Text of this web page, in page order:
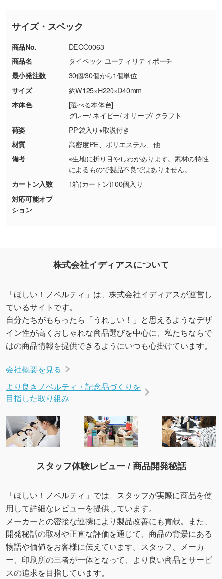
す。→詳しく見る
・コーポレートカラーを使って印刷したい／印
刷色にこだわりがある
DIC・PANTONEなどのカラーチップの指定や、
現物支給による色指定も承っております。→
しく見る
・背景がある画像からキャラクター部分だけを
シンプルな背景のデータや、使いたいキャラク
ター部分の輪郭がはっきりしているデータは切
り抜き処理が可能です。→詳しく見る
・持っているデータの背景が足りない／塗り足
しの作り方が分からない
・デザインにQRコードを入れたい／QRコード
URLをご指定いただければ、QRコードを生成
いたします。配置のご相談にも応じています。
→詳しく見る
※詳しくは「商品の良品基準について
ください。
【返品・交換ができない場合】
・お客様の元で商品を加工された場合、または
商品が破損した場合
・商品到着後7日以上経過している場合
・お客様のご都合による返品・交換依頼(商
品・色・数量などの注文間違い等)
TEL：0422-29-9911 営業時間10:00～
18:00(土日祝日除く)
お問い合わせフォームはこちら
サイズ・スペック
商品No.
DECO0063
商品名
タイベック ユーティリティポーチ
最小発注数
30個/30個から1個単位
サイズ
約W125×H220×D40mm
本体色
[選べる本体色]
グレー/ ネイビー/ オリーブ/ クラフト
荷姿
PP袋入り※取説付き
材質
高密度PE、ポリエステル、他
備考
※生地に折り目やしわがあります。素材の特性
によるもので製品不良ではありません。
カートン入数
1箱(カートン)100個入り
対応可能オプ
ション
株式会社イディアスについて
「ほしい！ノベルティ」は、株式会社イディアスが運営し
ているサイトです。
自分たちがもらったら「うれしい！」と思えるようなデザ
イン性が高くおしゃれな商品選びを中心に、私たちならで
はの商品情報を提供できるようにいつも心掛けています。
会社概要を見る
より良きノベルティ・記念品づくりを
目指した取り組み
スタッフ体験レビュー / 商品開発秘話
「ほしい！ノベルティ」では、スタッフが実際に商品を使
用して詳細なレビューを提供しています。
メーカーとの密接な連携により製品改善にも貢献。また、
開発秘話の取材や正直な評価を通じて、商品の背景にある
物語や価値をお客様に伝えています。スタッフ、メーカ
ー、印刷所の三者が一体となって、より良い商品とサービ
スの追求を目指しています。